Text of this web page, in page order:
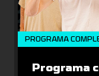
PROGRAMA
Programa